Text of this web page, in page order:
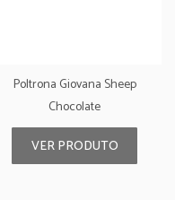
Poltrona Giovana Sheep
Chocolate
VER PRODUTO